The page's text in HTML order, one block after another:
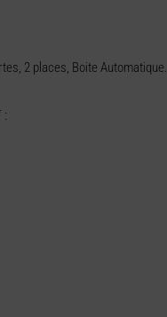
2 places, Boite Automatique.
: